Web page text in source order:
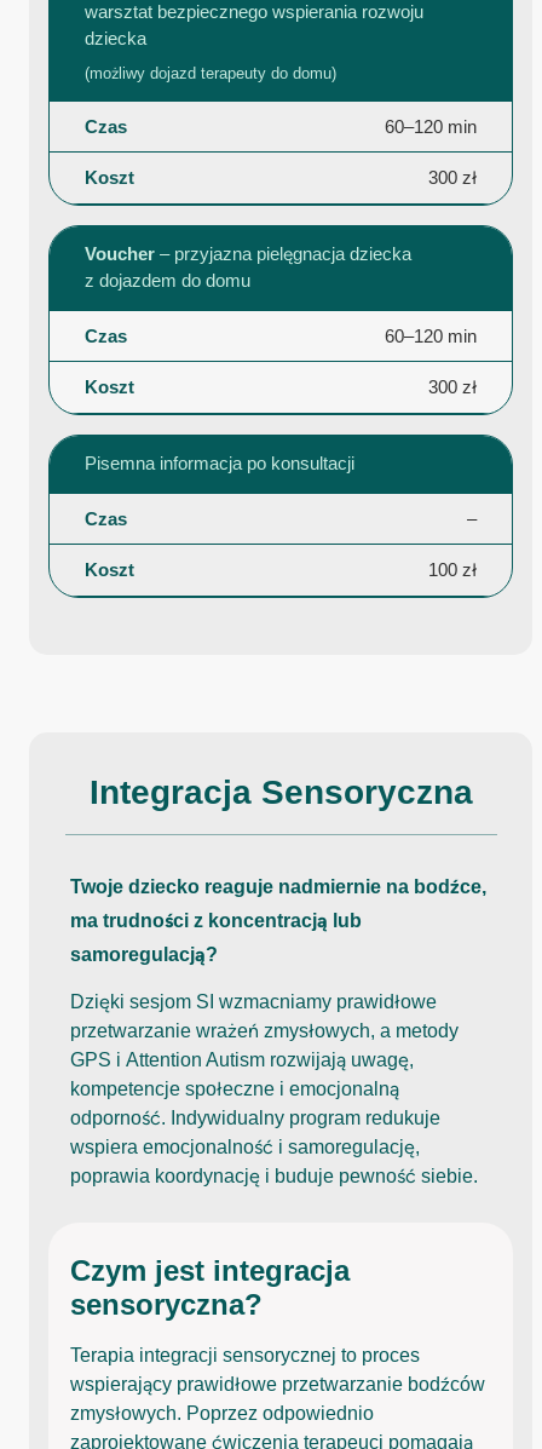
warsztat bezpiecznego wspierania rozwoju
dziecka
(możliwy dojazd terapeuty do domu)
60–120 min
300 zł
Voucher– przyjazna pielęgnacja dziecka
z dojazdem do domu
60–120 min
300 zł
Pisemna informacja po konsultacji
–
100 zł
Integracja Sensoryczna
Twoje dziecko reaguje nadmiernie na bodźce,
ma trudności z koncentracją lub
samoregulacją?
Dzięki sesjom SI wzmacniamy prawidłowe
przetwarzanie wrażeń zmysłowych, a metody
GPS i Attention Autism rozwijają uwagę,
kompetencje społeczne i emocjonalną
odporność. Indywidualny program redukuje
wspiera emocjonalność i samoregulację,
poprawia koordynację i buduje pewność siebie.
Czym jest integracja
sensoryczna?
Terapia integracji sensorycznej to proces
wspierający prawidłowe przetwarzanie bodźców
zmysłowych. Poprzez odpowiednio
zaprojektowane ćwiczenia terapeuci pomagają